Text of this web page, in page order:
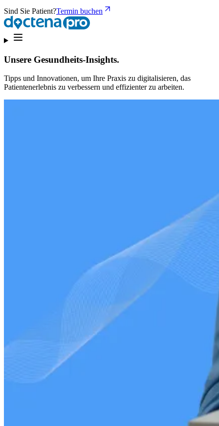
Sind Sie Patient?Termin buchen
Unsere Gesundheits-Insights.
Tipps und Innovationen, um Ihre Praxis zu digitalisieren, das
Patientenerlebnis zu verbessern und effizienter zu arbeiten.